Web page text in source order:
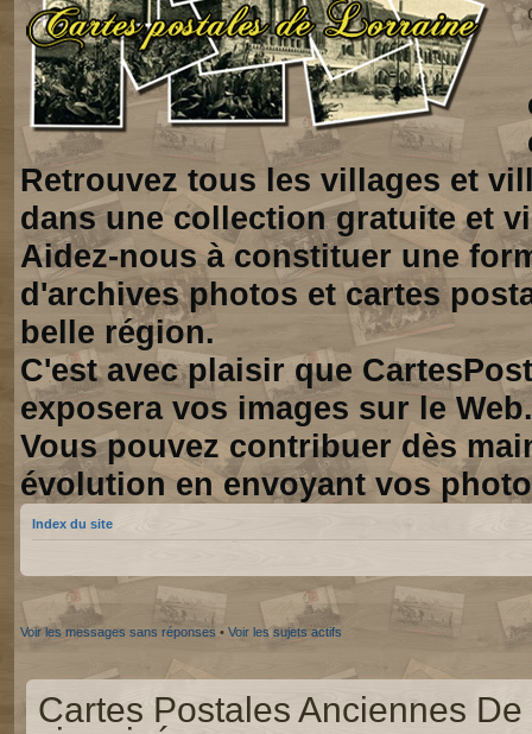
Retrouvez tous les villages et
dans une collection gratuite et
Aidez-nous à constituer une
d'archives photos et cartes
belle région.
C'est avec plaisir que
exposera vos images sur le Web.
Vous pouvez contribuer dès
évolution en envoyant vos
Index du site
Voir les messages sans réponses • Voir les sujets actifs
Cartes Postales Anciennes